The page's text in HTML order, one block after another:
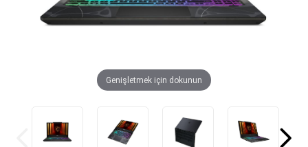
Genişletmek için dokunun